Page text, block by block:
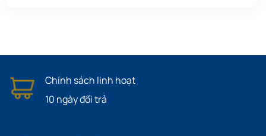
Chính sách linh hoạt
10 ngày đổi trả